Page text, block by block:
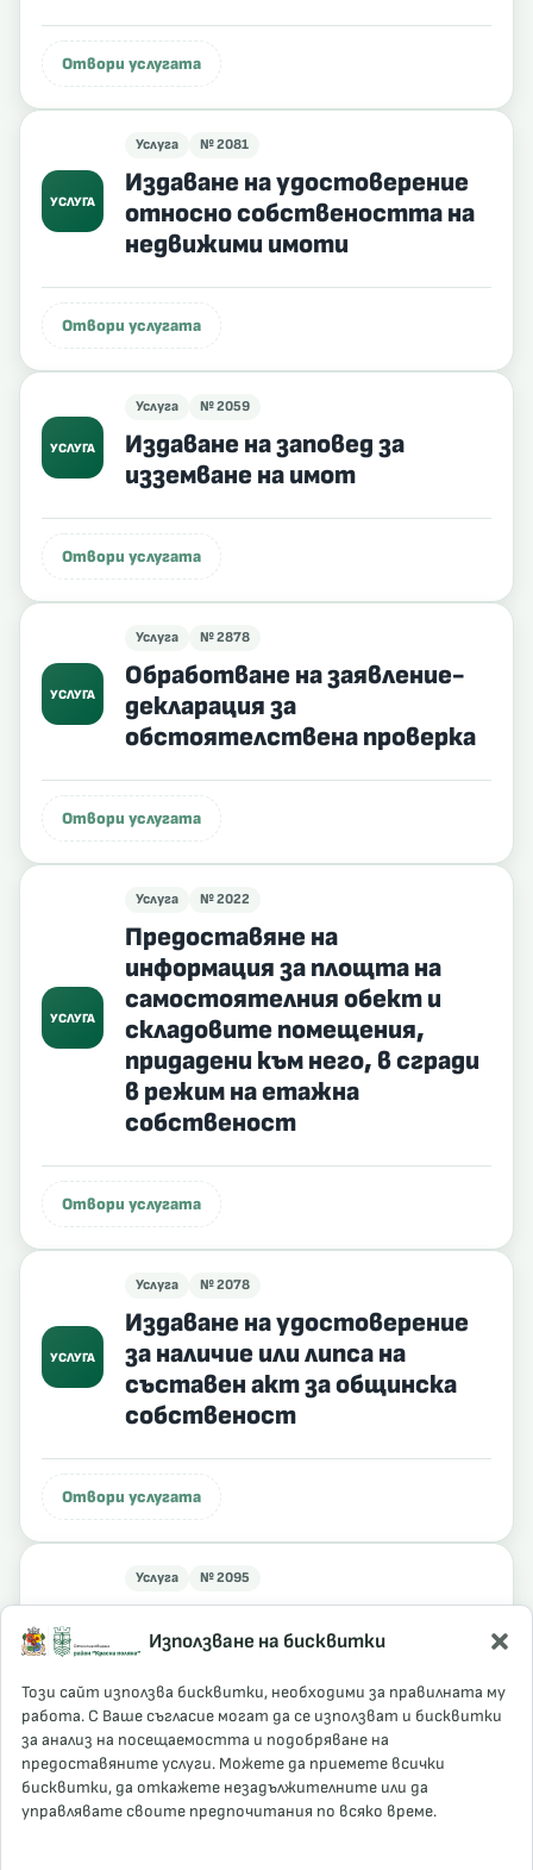
Използване на бисквитки
Този сайт използва бисквитки, необходими за правилната му
работа. С Ваше съгласие могат да се използват и бисквитки
за анализ на посещаемостта и подобряване на
предоставяните услуги. Можете да приемете всички
бисквитки, да откажете незадължителните или да
управлявате своите предпочитания по всяко време.
Отвори услугата
УСЛУГА
Услуга № 2081
Издаване на удостоверение
относно собствеността на
недвижими имоти
Отвори услугата
УСЛУГА
Услуга № 2059
Издаване на заповед за
изземване на имот
Отвори услугата
УСЛУГА
Услуга № 2878
Обработване на заявление-
декларация за
обстоятелствена проверка
Отвори услугата
УСЛУГА
Услуга № 2022
Предоставяне на
информация за площта на
самостоятелния обект и
складовите помещения,
придадени към него, в сгради
в режим на етажна
собственост
Отвори услугата
УСЛУГА
Услуга № 2078
Издаване на удостоверение
за наличие или липса на
съставен акт за общинска
собственост
Отвори услугата
УСЛУГА
Услуга № 2095
Справки по актовите книги и
издаване на заверени копия
от документи относно
общинска собственост
Отвори услугата